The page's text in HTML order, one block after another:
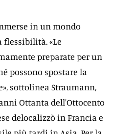
in un mondo
«Le
preparate per un
possono spostare la
sottolinea Straumann,
Ottanta dell'Ottocento
delocalizzò in Francia e